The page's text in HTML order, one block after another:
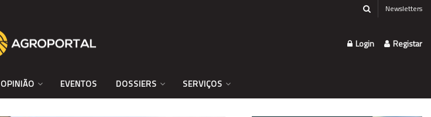
Newsletters
Login Registar
OPINIÃO EVENTOS DOSSIERS SERVIÇOS